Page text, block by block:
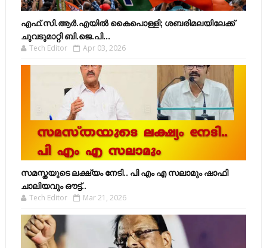
എഫ്​.സി.ആർ.എയിൽ കൈപൊള്ളി; ശബരിമലയിലേക്ക്​
ചുവടുമാറ്റി ബി.ജെ.പി...
Tech Editor Apr 03, 2026
സമസ്തയുടെ ലക്ഷ്യം നേടി.. പി എം എ സലാമും ഷാഫി
ചാലിയവും ഔട്ട്..
Tech Editor Mar 21, 2026